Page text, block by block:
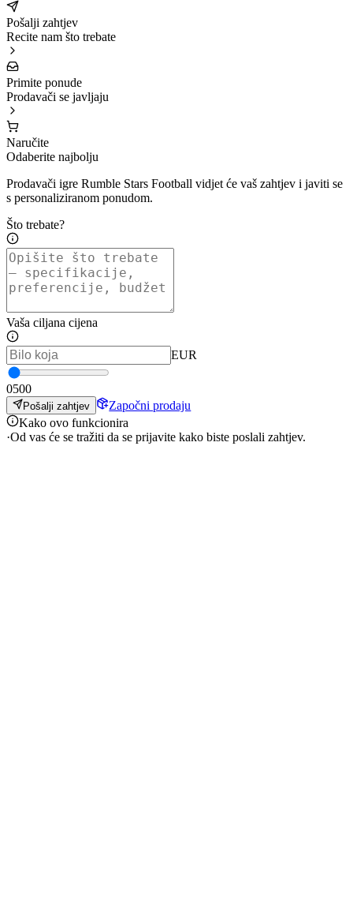
Pošalji zahtjev
Recite nam što trebate
Primite ponude
Prodavači se javljaju
Naručite
Odaberite najbolju
Prodavači igre Rumble Stars Football vidjet će vaš zahtjev i javiti se
s personaliziranom ponudom.
Što trebate?
Vaša ciljana cijena
EUR
0500
Pošalji zahtjev
Započni prodaju
Kako ovo funkcionira
·Od vas će se tražiti da se prijavite kako biste poslali zahtjev.